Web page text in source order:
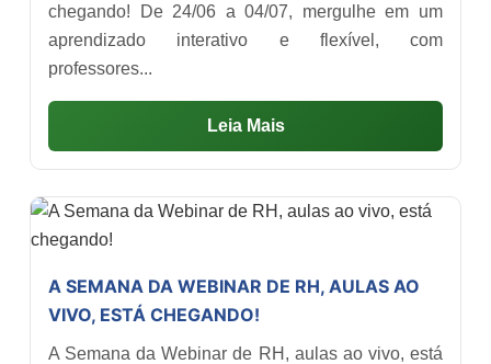
chegando! De 24/06 a 04/07, mergulhe em um
aprendizado interativo e flexível, com
professores...
Leia Mais
A SEMANA DA WEBINAR DE RH, AULAS AO
VIVO, ESTÁ CHEGANDO!
A Semana da Webinar de RH, aulas ao vivo, está